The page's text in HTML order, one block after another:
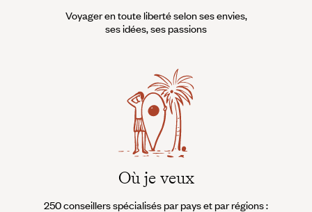
Voyager en toute liberté selon ses envies,
ses idées, ses passions
Où je veux
250 conseillers spécialisés par pays et par régions :